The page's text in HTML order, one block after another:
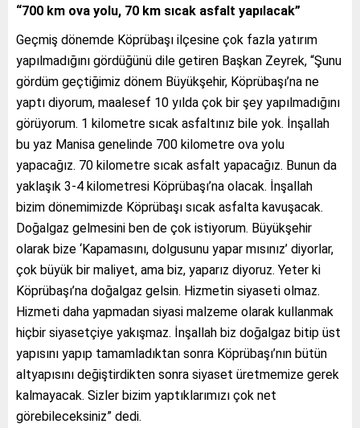
“700 km ova yolu, 70 km sıcak asfalt yapılacak”
Geçmiş dönemde Köprübaşı ilçesine çok fazla yatırım
yapılmadığını gördüğünü dile getiren Başkan Zeyrek, “Şunu
gördüm geçtiğimiz dönem Büyükşehir, Köprübaşı’na ne
yaptı diyorum, maalesef 10 yılda çok bir şey yapılmadığını
görüyorum. 1 kilometre sıcak asfaltınız bile yok. İnşallah
bu yaz Manisa genelinde 700 kilometre ova yolu
yapacağız. 70 kilometre sıcak asfalt yapacağız. Bunun da
yaklaşık 3-4 kilometresi Köprübaşı’na olacak. İnşallah
bizim dönemimizde Köprübaşı sıcak asfalta kavuşacak.
Doğalgaz gelmesini ben de çok istiyorum. Büyükşehir
olarak bize ‘Kapamasını, dolgusunu yapar mısınız’ diyorlar,
çok büyük bir maliyet, ama biz, yaparız diyoruz. Yeter ki
Köprübaşı’na doğalgaz gelsin. Hizmetin siyaseti olmaz.
Hizmeti daha yapmadan siyasi malzeme olarak kullanmak
hiçbir siyasetçiye yakışmaz. İnşallah biz doğalgaz bitip üst
yapısını yapıp tamamladıktan sonra Köprübaşı’nın bütün
altyapısını değiştirdikten sonra siyaset üretmemize gerek
kalmayacak. Sizler bizim yaptıklarımızı çok net
görebileceksiniz” dedi.